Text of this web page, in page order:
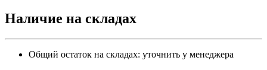
Наличие на складах
Общий остаток на складах: уточнить у менеджера